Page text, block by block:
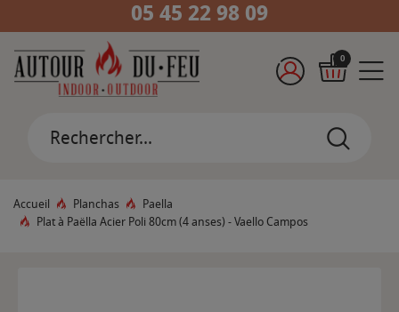
05 45 22 98 09
0
Accueil Planchas
Paella
Plat à Paëlla Acier Poli 80cm (4 anses) - Vaello Campos